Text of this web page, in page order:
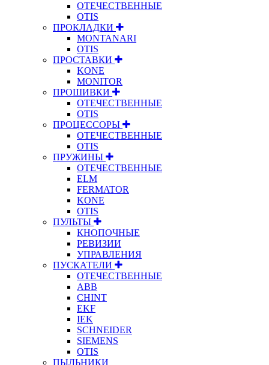
ОТЕЧЕСТВЕННЫЕ
OTIS
ПРОКЛАДКИ
MONTANARI
OTIS
ПРОСТАВКИ
KONE
MONITOR
ПРОШИВКИ
ОТЕЧЕСТВЕННЫЕ
OTIS
ПРОЦЕССОРЫ
ОТЕЧЕСТВЕННЫЕ
OTIS
ПРУЖИНЫ
ОТЕЧЕСТВЕННЫЕ
ELM
FERMATOR
KONE
OTIS
ПУЛЬТЫ
КНОПОЧНЫЕ
РЕВИЗИИ
УПРАВЛЕНИЯ
ПУСКАТЕЛИ
ОТЕЧЕСТВЕННЫЕ
ABB
CHINT
EKF
IEK
SCHNEIDER
SIEMENS
OTIS
ПЫЛЬНИКИ